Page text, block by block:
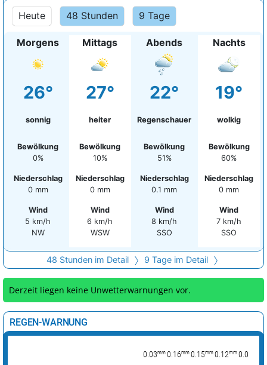
Heute 48 Stunden 9 Tage
Morgens
26°
sonnig
Bewölkung
0%
Niederschlag
0 mm
Wind
5 km/h
NW
Mittags
27°
heiter
Bewölkung
10%
Niederschlag
0 mm
Wind
6 km/h
WSW
Abends
22°
Regenschauer
Bewölkung
51%
Niederschlag
0.1 mm
Wind
8 km/h
SSO
Nachts
19°
wolkig
Bewölkung
60%
Niederschlag
0 mm
Wind
7 km/h
SSO
48 Stunden im Detail 9 Tage im Detail
Derzeit liegen keine Unwetterwarnungen vor.
REGEN-WARNUNG
0.03mm 0.16mm 0.15mm 0.12mm 0.09